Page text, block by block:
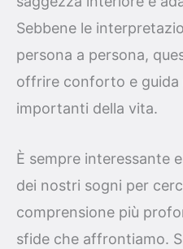
Sebbene le
persona a persona,
offrire conforto e guida
importanti della vita.
È sempre interessante
dei nostri sogni per
comprensione più
sfide che affrontiamo.